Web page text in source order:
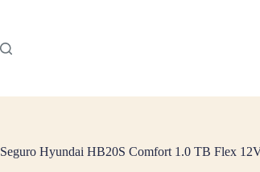
conteúdo
Seguro Hyundai HB20S Comfort 1.0 TB Flex